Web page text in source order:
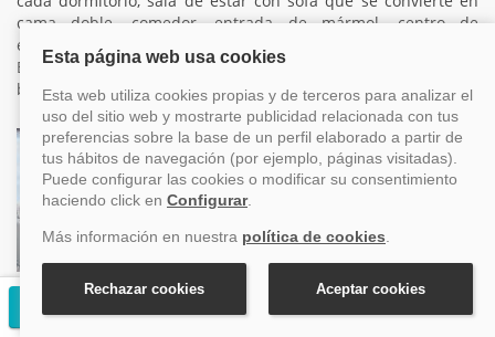
cama doble, comedor, entrada de mármol, centro de
entretenimiento y dos baños, el baño principal con bañera.
Balcón amplio con mesa y sillas. Dimensiones: 76,46 m² y
balcón de 71,72 m².
AquaTheater Suite espaciosa de un dormitorio
Categoría A3